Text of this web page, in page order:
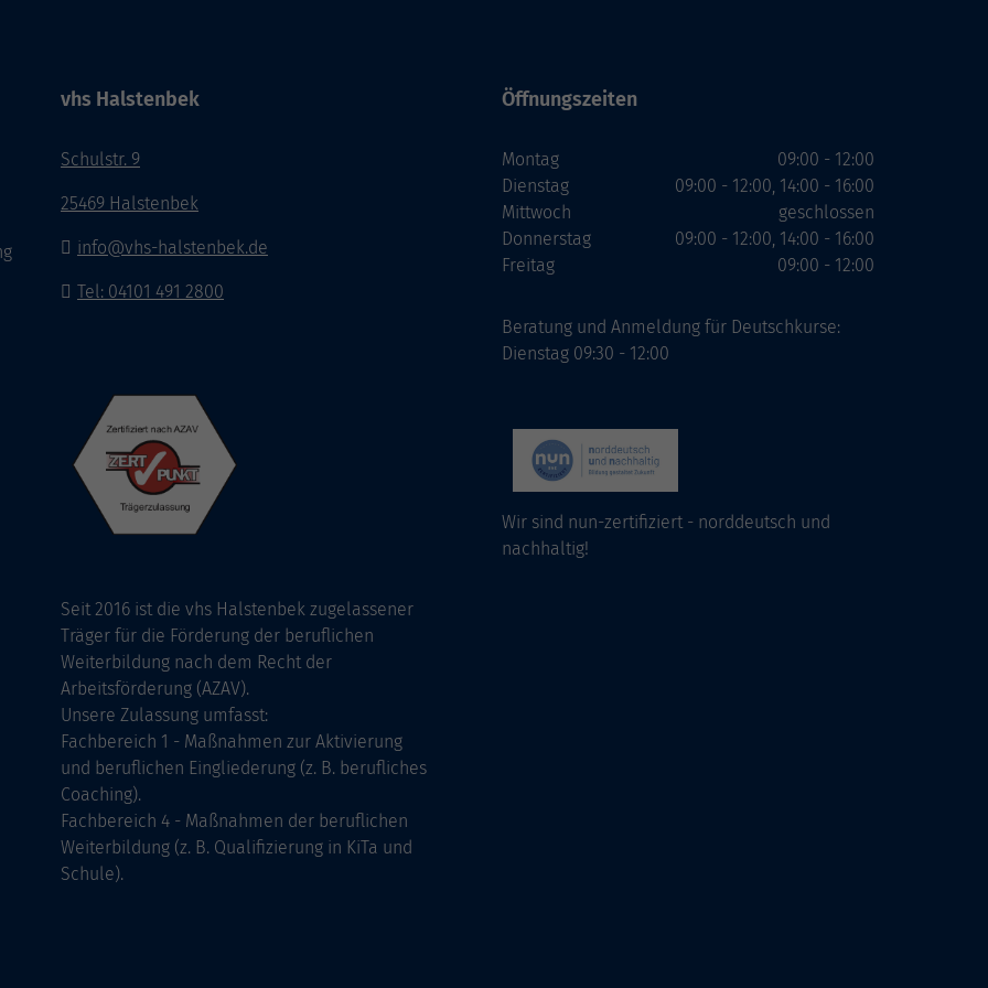
vhs Halstenbek
Schulstr. 9
25469 Halstenbek
info@vhs-halstenbek.de
Tel: 04101 491 2800
Seit 2016 ist die vhs Halstenbek zugelassener
Träger für die Förderung der beruflichen
Weiterbildung nach dem Recht der
Arbeitsförderung (AZAV).
Unsere Zulassung umfasst:
Fachbereich 1 - Maßnahmen zur Aktivierung
und beruflichen Eingliederung (z. B. berufliches
Coaching).
Fachbereich 4 - Maßnahmen der beruflichen
Weiterbildung (z. B. Qualifizierung in KiTa und
Schule).
Öffnungszeiten
Montag
Dienstag
Mittwoch
Donnerstag
Freitag
09:00 - 12:00
09:00 - 12:00, 14:00 - 16:00
geschlossen
09:00 - 12:00, 14:00 - 16:00
09:00 - 12:00
Beratung und Anmeldung für Deutschkurse:
Dienstag 09:30 - 12:00
Wir sind nun-zertifiziert - norddeutsch und
nachhaltig!